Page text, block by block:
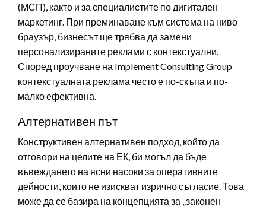
(МСП), както и за специалистите по дигитален
маркетинг. При преминаване към система на ниво
браузър, бизнесът ще трябва да замени
персонализираните реклами с контекстуални.
Според проучване на Implement Consulting Group
контекстуалната реклама често е по-скъпа и по-
малко ефективна.
Алтернативен път
Конструктивен алтернативен подход, който да
отговори на целите на ЕК, би могъл да бъде
въвеждането на ясни насоки за оперативните
дейности, които не изискват изрично съгласие. Това
може да се базира на концепцията за „законен